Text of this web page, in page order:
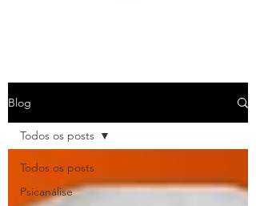
Blog
Todos os posts
Psicanálise
Todos os posts